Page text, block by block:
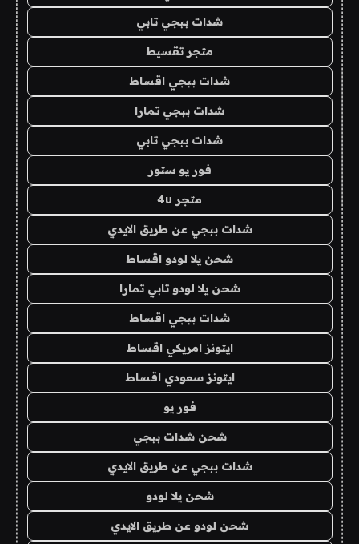
شدات ببجي تابي
متجر تقسيط
شدات ببجي اقساط
شدات ببجي تمارا
شدات ببجي تابي
فور يو ستور
متجر 4u
شدات ببجي عن طريق الايدي
شحن يلا لودو اقساط
شحن يلا لودو تابي تمارا
شدات ببجي اقساط
ايتونز امريكي اقساط
ايتونز سعودي اقساط
فور يو
شحن شدات ببجي
شدات ببجي عن طريق الايدي
شحن يلا لودو
شحن لودو عن طريق الايدي